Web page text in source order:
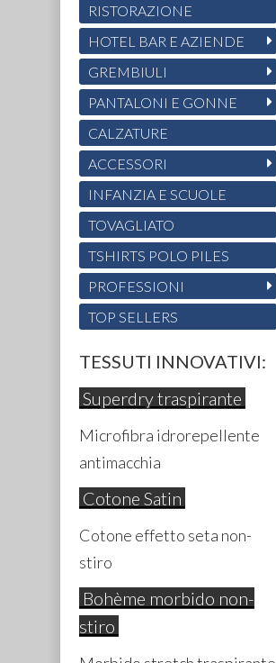
RISTORAZIONE
HOTEL BAR E AZIENDE
GREMBIULI
PANTALONI E GONNE
CALZATURE
ACCESSORI
INFANZIA E SCUOLE
TOVAGLIATO
TSHIRTS POLO PILES
PROFESSIONI
TOP SELLERS
TESSUTI INNOVATIVI:
Superdry traspirante
Microfibra idrorepellente
antimacchia
Cotone Satin
Cotone effetto seta non-
stiro
Bohème morbido non-
stiro